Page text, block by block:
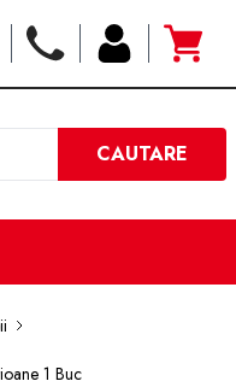
CAUTARE
1 Buc